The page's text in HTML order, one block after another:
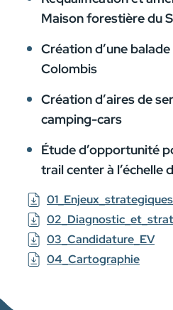
Maison forestière du
Création d’une
Colombis
Création d’aires de
camping-cars
Étude d’opportunité
trail center à l’échelle
01_Enjeux_strategiques
03_Candidature_EV
04_Cartographie